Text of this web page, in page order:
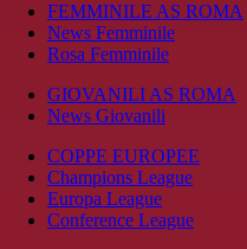
FEMMINILE AS ROMA
News Femminile
Rosa Femminile
GIOVANILI AS ROMA
News Giovanili
COPPE EUROPEE
Champions League
Europa League
Conference League